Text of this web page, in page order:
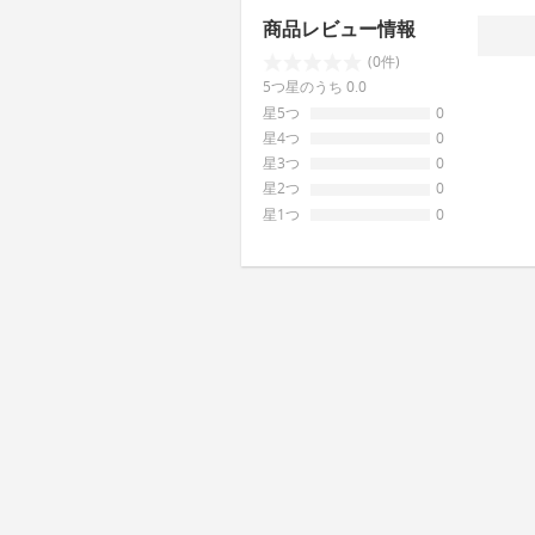
商品レビュー情報
(0件)
5つ星のうち 0.0
星5つ
0
星4つ
0
星3つ
0
星2つ
0
星1つ
0